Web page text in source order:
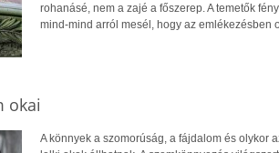
rohanásé, nem a zajé a főszerep. A temetők
mind-mind arról mesél, hogy az emlékezésben
okai
A könnyek a szomorúság, a fájdalom és olykor